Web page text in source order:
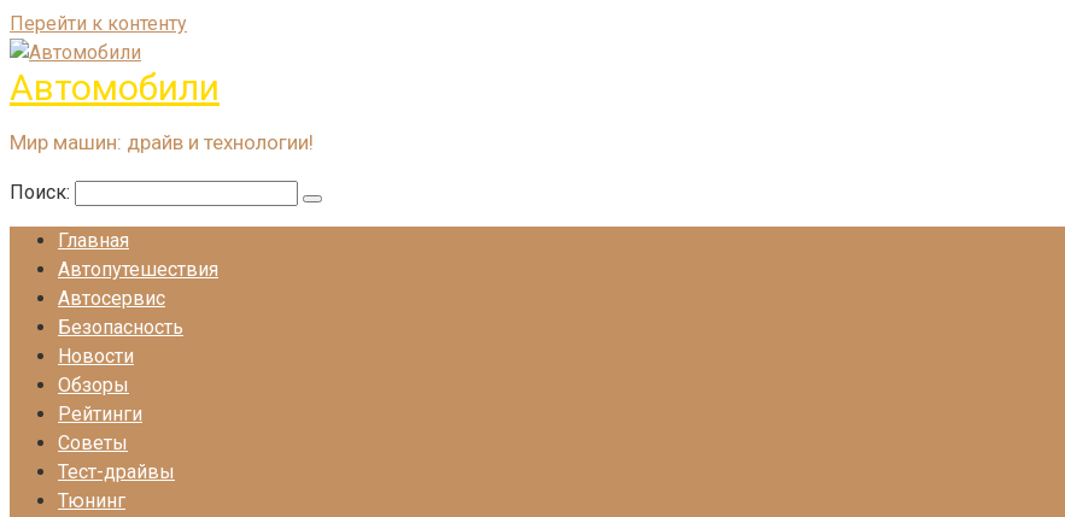
Перейти к контенту
Автомобили
Мир машин: драйв и технологии!
Поиск:
Главная
Автопутешествия
Автосервис
Безопасность
Новости
Обзоры
Рейтинги
Советы
Тест-драйвы
Тюнинг